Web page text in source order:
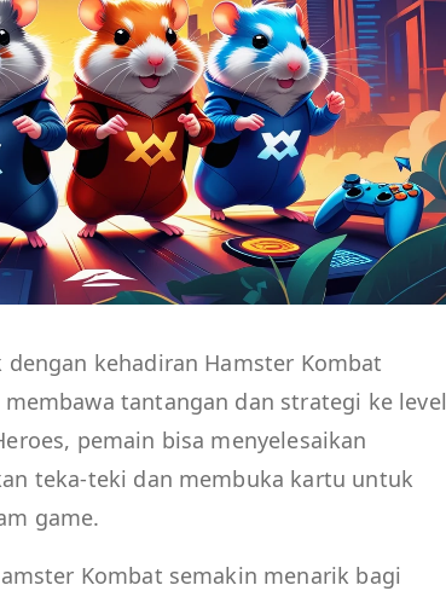
kehadiran Hamster Kombat
tantangan dan strategi ke level
pemain bisa menyelesaikan
teka-teki dan membuka kartu untuk
game.
Kombat semakin menarik bagi